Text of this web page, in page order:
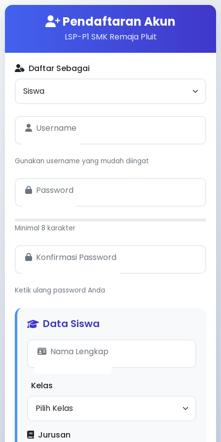
Pendaftaran Akun
LSP-P1 SMK Remaja Pluit
Daftar Sebagai
Username
Gunakan username yang mudah diingat
Password
Minimal 8 karakter
Konfirmasi Password
Ketik ulang password Anda
Data Siswa
Nama Lengkap
Kelas
Jurusan